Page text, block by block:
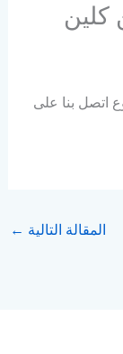
كلين
اتصل بنا على
المقالة التالية ←